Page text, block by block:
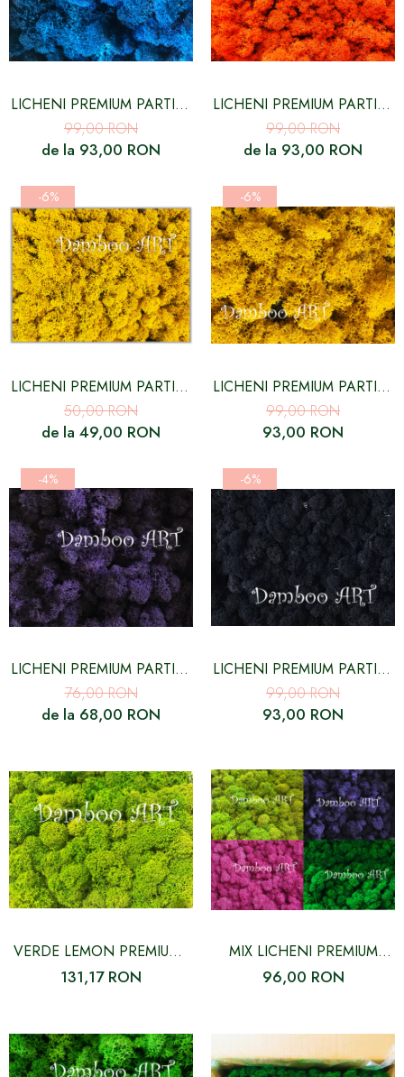
LICHENI PREMIUM PARTIAL
CURATATI CULOARE
ALBASTRU ROYAL - 500
99,00 RON
de la 93,00 RON
LICHENI PREMIUM PARTIAL
CURATATI, ORANGE
SIENNA - 250 GR/ 500 GR
99,00 RON
de la 93,00 RON
-6%
LICHENI PREMIUM PARTIAL
CURATATI, CULOARE
GALBEN LIME - 500 GR
50,00 RON
de la 49,00 RON
-6%
LICHENI PREMIUM PARTIAL
CURATATI, CULOARE
GALBEN - 250 GR/ 500
99,00 RON
93,00 RON
-4%
LICHENI PREMIUM PARTIAL
CURATATI, MOV INTENS -
500 GR
76,00 RON
de la 68,00 RON
-6%
LICHENI PREMIUM PARTIAL
CURATATI, CULOARE
NEGRU - 500 GR
99,00 RON
93,00 RON
VERDE LEMON PREMIUM -
LICHENI NATURALI
131,17 RON
MIX LICHENI PREMIUM
NATURALI STABILIZATI,
96,00 RON